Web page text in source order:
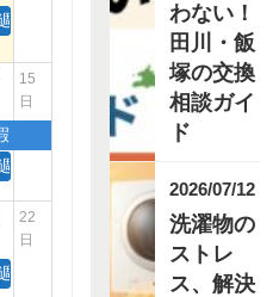
金曜日は『エアチェックデー』！
金曜日は『エアチェックデー』！
15
日
金曜日は『エアチェックデー』！
22
日
わない！
田川・飯
塚の交換
相談ガイ
ド
2026/07/12
洗濯物の
ストレ
ス、解決